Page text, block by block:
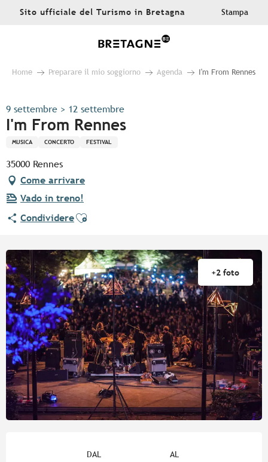
AllerSito ufficiale del Turismo in Bretagna Stampa
Home Preparare il mio soggiorno Agenda I'm From Rennes
9 settembre > 12 settembre
I'm From Rennes
MUSICA CONCERTO FESTIVAL
35000 Rennes
Come arrivare
Vado in treno!
CondividereAjouter aux favoris
+2 foto
DAL AL